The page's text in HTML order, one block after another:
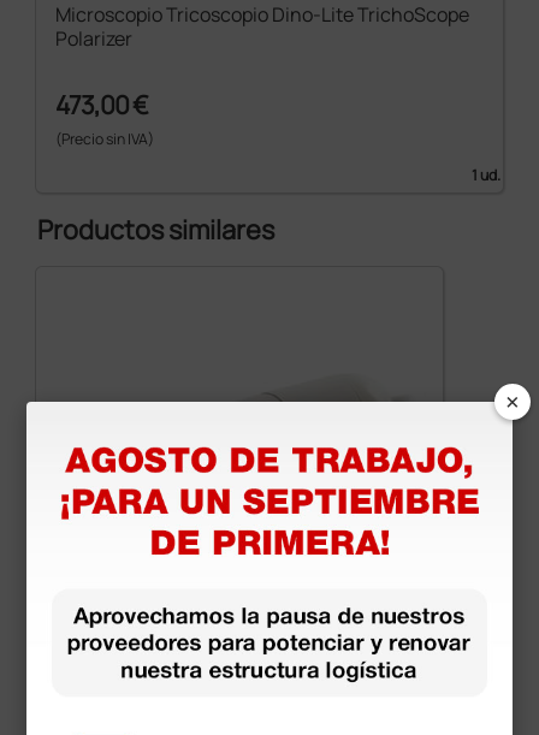
Microscopio Tricoscopio Dino-Lite TrichoScope
Polarizer
473,00 €
(Precio sin IVA)
1 ud.
Productos similares
Vídeo Otoscopio Dino-Lite EarScope Basic
×